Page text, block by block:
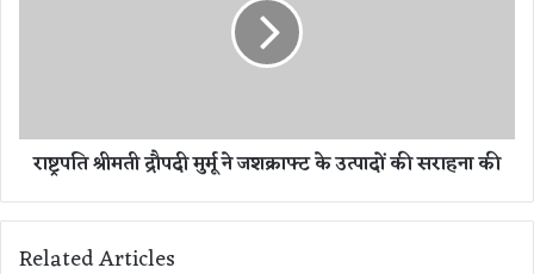
ए
प
ज
राष्ट्रपति श्रीमती द्रौपदी मुर्मू ने जशक्राफ्ट के उत्पादों की सराहना की
Related Articles